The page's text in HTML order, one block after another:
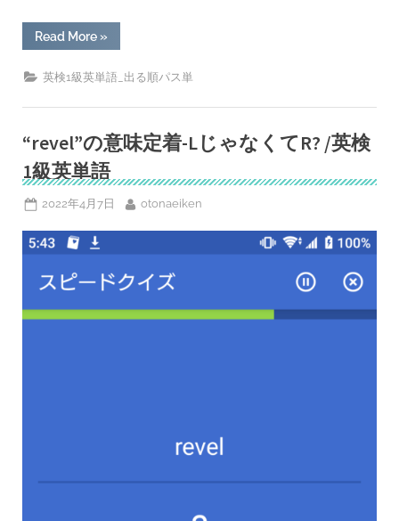
Read More“[用
例
り]”impeccable”の
意
定
英
検
1
級
英
単
語
る
度
»
英検1級英単語_出る順パス単
“revel”の意味定着-LじゃなくてR? /英検
1級英単語
Posted
2022年4月7日 By
otonaeiken